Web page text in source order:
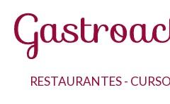
RESTAURANTES-